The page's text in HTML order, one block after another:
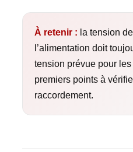
À retenir : la tension
l’alimentation doit
tension prévue pour les
premiers points à
raccordement.